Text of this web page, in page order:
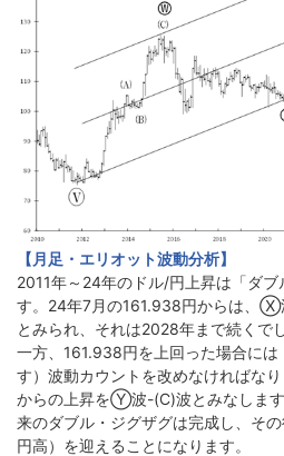
【月足・エリオット波動分析】
2011年～24年のドル/円上昇は「
す。24年7月の161.938円からは、Ⓧ
とみられ、それは2028年まで続くで
一方、161.938円を上回った場合には
す）波動カウントを改めなければな
からの上昇をⓎ波-(C)波とみなしま
来のダブル・ジグザグは完成し、そ
円高）を迎えることになります。